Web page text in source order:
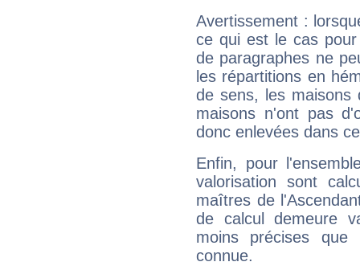
Avertissement :
ce qui est le cas
de paragraphes ne
les répartitions en
de sens, les maisons
maisons n'ont pas
donc enlevées dans
Enfin, pour
valorisation sont
maîtres de
de calcul demeure
moins précises que
connue.